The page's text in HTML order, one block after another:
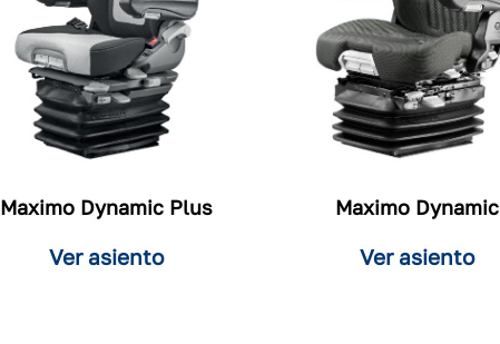
Maximo Dynamic Plus
Ver asiento
Maximo Dynamic
Ver asiento